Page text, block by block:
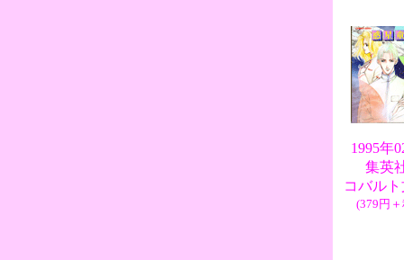
1995年
集英
コバル
(379円